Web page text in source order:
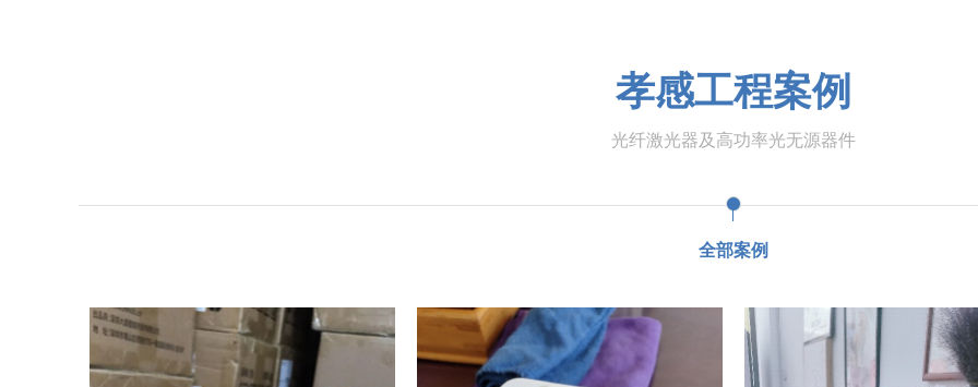
孝感工程案例
光纤激光器及高功率光无源器件
全部案例